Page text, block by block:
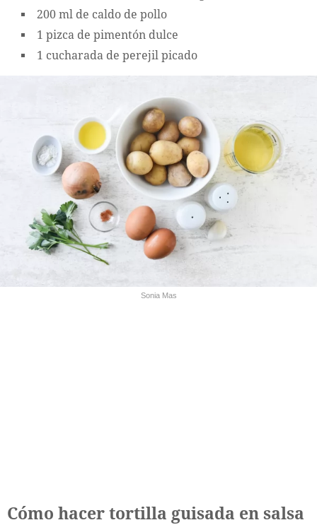
200 ml de caldo de pollo
1 pizca de pimentón dulce
1 cucharada de perejil picado
Sonia Mas
Cómo hacer tortilla guisada en salsa